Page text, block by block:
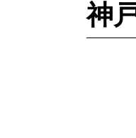
神